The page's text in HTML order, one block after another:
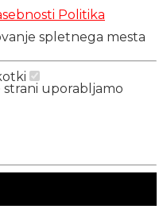
Politika
spletnega mesta
uporabljamo